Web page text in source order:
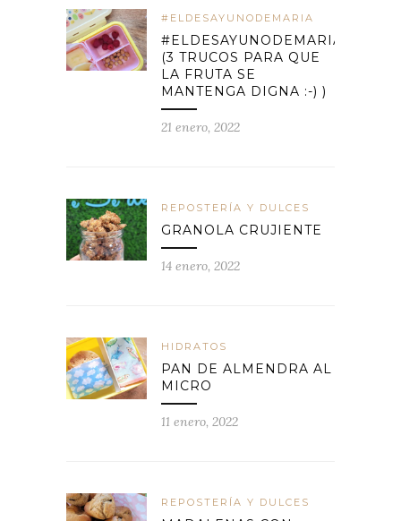
#ELDESAYUNODEMARIA
#ELDESAYUNODEMARIA
(3 TRUCOS PARA QUE
LA FRUTA SE
MANTENGA DIGNA :-) )
21 enero, 2022
REPOSTERÍA Y DULCES
GRANOLA CRUJIENTE
14 enero, 2022
HIDRATOS
PAN DE ALMENDRA AL
MICRO
11 enero, 2022
REPOSTERÍA Y DULCES